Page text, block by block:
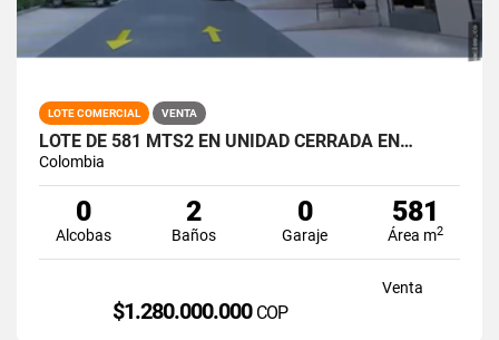
LOTE COMERCIAL VENTA
LOTE DE 581 MTS2 EN UNIDAD CERRADA EN…
Colombia
0
Alcobas
2
Baños
0
Garaje
581
Área m2
Venta
$1.280.000.000 COP